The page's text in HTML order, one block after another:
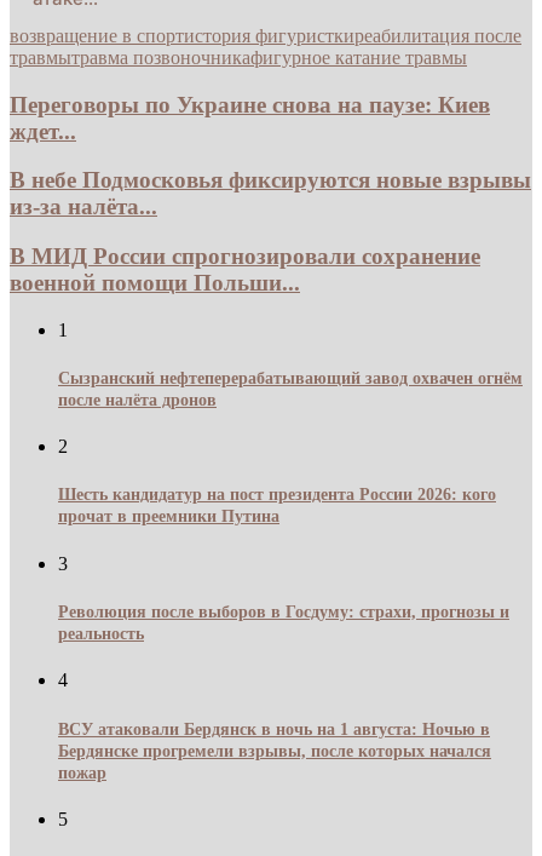
возвращение в спортистория фигуристкиреабилитация после
травмытравма позвоночникафигурное катание травмы
Переговоры по Украине снова на паузе: Киев
ждет...
В небе Подмосковья фиксируются новые взрывы
из-за налёта...
В МИД России спрогнозировали сохранение
военной помощи Польши...
1
Сызранский нефтеперерабатывающий завод охвачен огнём
после налёта дронов
2
Шесть кандидатур на пост президента России 2026: кого
прочат в преемники Путина
3
Революция после выборов в Госдуму: страхи, прогнозы и
реальность
4
ВСУ атаковали Бердянск в ночь на 1 августа: Ночью в
Бердянске прогремели взрывы, после которых начался
пожар
5